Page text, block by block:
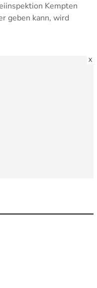
Kempten
geben kann, wird
X